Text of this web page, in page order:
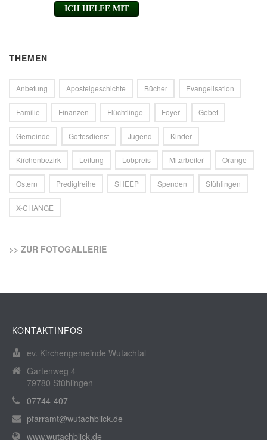
THEMEN
Anbetung Apostelgeschichte Bücher Evangelisation
Familie Finanzen Flüchtlinge Foyer Gebet
Gemeinde Gottesdienst Jugend Kinder
Kirchenbezirk Leitung Lobpreis Mitarbeiter Orange
Ostern Predigtreihe SHEEP Spenden Stühlingen
X-CHANGE
>> ZUR FOTOGALLERIE
KONTAKTINFOS
ev. Kirchengemeinde Wutachtal
Gartenweg 4
79780 Stühlingen
07744-407
pfarramt@wutachblick.de
www.wutachblick.de